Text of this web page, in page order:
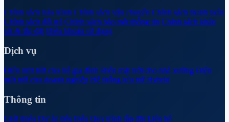
Chính sách bảo hành Chính sách vận chuyển Chính sách thanh toán
Chính sách đổi trả Chính sách bảo mật thông tin Chính sách khảo
sát & lắp đặt Điều khoản sử dụng
Dịch vụ
Điện mặt trời cho hộ gia đình Điện mặt trời cho nhà xưởng Điện
mặt trời cho doanh nghiệp Hệ thống lưu trữ Hybrid
Thông tin
Giới thiệu Dự án tiêu biểu Quy trình lắp đặt Liên hệ